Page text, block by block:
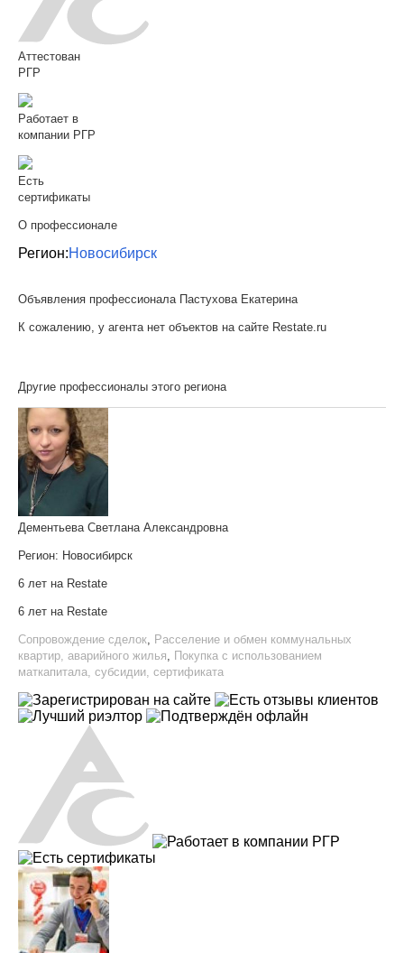
Аттестован
РГР
Работает в
компании РГР
Есть
сертификаты
О профессионале
Регион:Новосибирск
Объявления профессионала Пастухова Екатерина
К сожалению, у агента нет объектов на сайте Restate.ru
Другие профессионалы этого региона
Дементьева Светлана Александровна
Регион: Новосибирск
6 лет на Restate
6 лет на Restate
Сопровождение сделок, Расселение и обмен коммунальных
квартир, аварийного жилья, Покупка с использованием
маткапитала, субсидии, сертификата